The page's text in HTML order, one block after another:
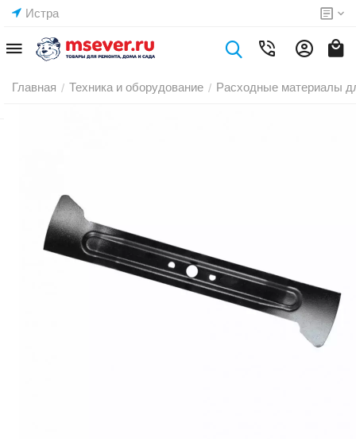
Истра
Главная / Техника и оборудование / Расходные материалы